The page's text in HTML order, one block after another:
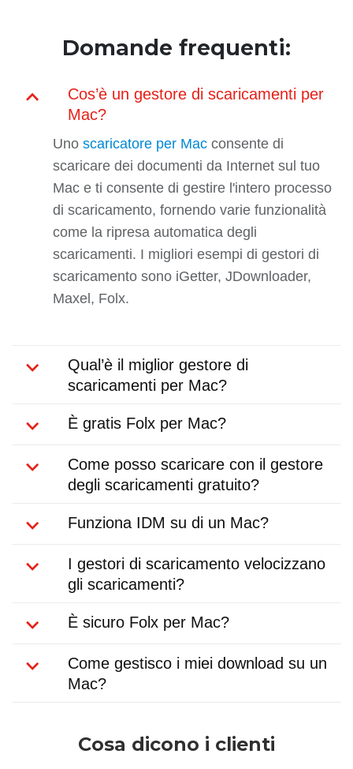
Domande frequenti:
Cos’è un gestore di scaricamenti per
Mac?
Uno scaricatore per Mac consente di
scaricare dei documenti da Internet sul tuo
Mac e ti consente di gestire l'intero processo
di scaricamento, fornendo varie funzionalità
come la ripresa automatica degli
scaricamenti. I migliori esempi di gestori di
scaricamento sono iGetter, JDownloader,
Maxel, Folx.
Qual’è il miglior gestore di
scaricamenti per Mac?
È gratis Folx per Mac?
Come posso scaricare con il gestore
degli scaricamenti gratuito?
Funziona IDM su di un Mac?
I gestori di scaricamento velocizzano
gli scaricamenti?
È sicuro Folx per Mac?
Come gestisco i miei download su un
Mac?
Cosa dicono i clienti